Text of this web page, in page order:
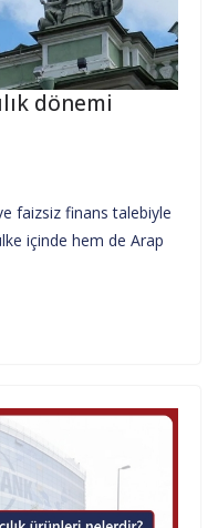
dönemi
faizsiz finans talebiyle
içinde hem de Arap